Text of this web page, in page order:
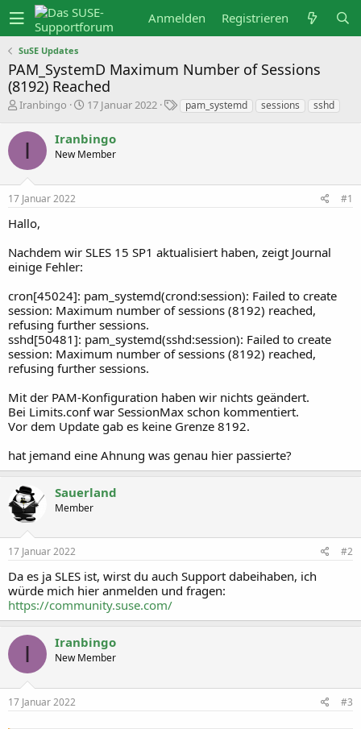
Anmelden Registrieren
SuSE Updates
PAM_SystemD Maximum Number of Sessions
(8192) Reached
E
s
l
e
r
Iranbingo
E
t
e
t
17 Januar 2022
S
c
o
pam_systemd sessions sshd
I Iranbingo
New Member
17 Januar 2022 #1
Hallo,
Nachdem wir SLES 15 SP1 aktualisiert haben, zeigt Journal
einige Fehler:
cron[45024]: pam_systemd(crond:session): Failed to create
session: Maximum number of sessions (8192) reached,
refusing further sessions.
sshd[50481]: pam_systemd(sshd:session): Failed to create
session: Maximum number of sessions (8192) reached,
refusing further sessions.
Mit der PAM-Konfiguration haben wir nichts geändert.
Bei Limits.conf war SessionMax schon kommentiert.
Vor dem Update gab es keine Grenze 8192.
hat jemand eine Ahnung was genau hier passierte?
Sauerland
Member
17 Januar 2022 #2
Da es ja SLES ist, wirst du auch Support dabeihaben, ich
würde mich hier anmelden und fragen:
https://community.suse.com/
I Iranbingo
New Member
17 Januar 2022 #3